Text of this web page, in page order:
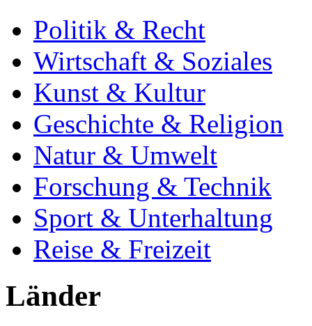
Politik & Recht
Wirtschaft & Soziales
Kunst & Kultur
Geschichte & Religion
Natur & Umwelt
Forschung & Technik
Sport & Unterhaltung
Reise & Freizeit
Länder